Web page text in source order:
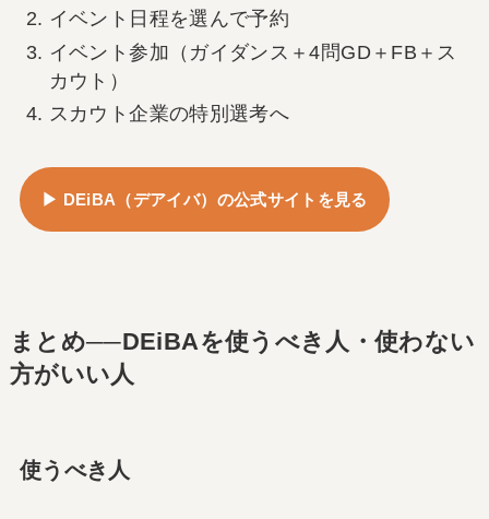
イベント日程を選んで予約
イベント参加（ガイダンス＋4問GD＋FB＋ス
カウト）
スカウト企業の特別選考へ
▶ DEiBA（デアイバ）の公式サイトを見る
まとめ──DEiBAを使うべき人・使わない
方がいい人
使うべき人